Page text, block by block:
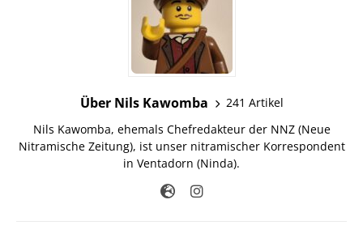
Über Nils Kawomba
241 Artikel
Nils Kawomba, ehemals Chefredakteur der NNZ (Neue
Nitramische Zeitung), ist unser nitramischer Korrespondent
in Ventadorn (Ninda).